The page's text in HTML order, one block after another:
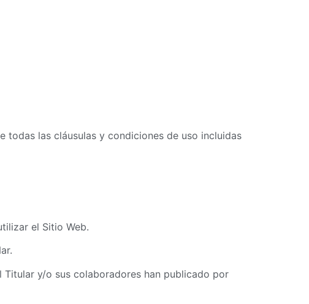
las cláusulas y condiciones de uso incluidas
el Sitio Web.
y/o sus colaboradores han publicado por